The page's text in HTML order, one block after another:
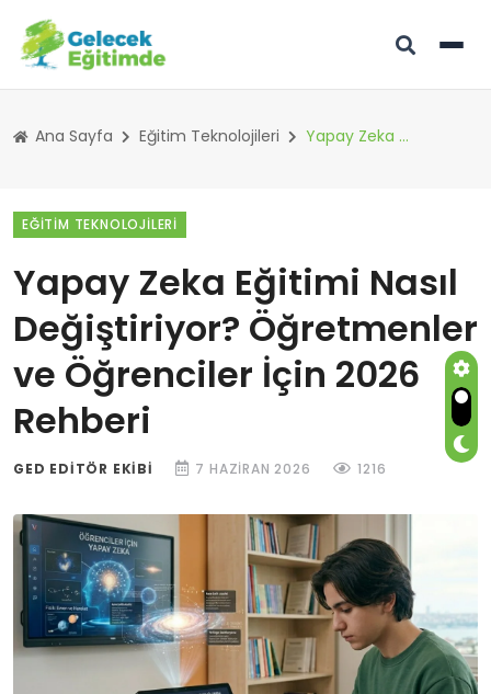
Ana Sayfa Eğitim Teknolojileri Yapay Zeka Eğitimi Nasıl Değiştiriyor? Öğretmenler ve Öğrenciler İçin 2026 Rehberi
EĞITIM TEKNOLOJILERI
Yapay Zeka Eğitimi Nasıl
Değiştiriyor? Öğretmenler
ve Öğrenciler İçin 2026
Rehberi
GED EDITÖR EKIBI 7 HAZIRAN 2026 1216